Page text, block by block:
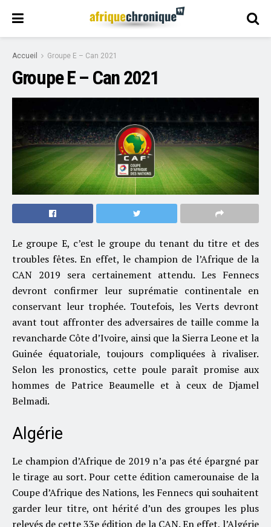
Accueil Groupe E – Can 2021
Groupe E – Can 2021
Le groupe E, c’est le groupe du tenant du titre et des
troubles fêtes. En effet, le champion de l’Afrique de la
CAN 2019 sera certainement attendu. Les Fennecs
devront confirmer leur suprématie continentale en
conservant leur trophée. Toutefois, les Verts devront
avant tout affronter des adversaires de taille comme la
revancharde Côte d’Ivoire, ainsi que la Sierra Leone et la
Guinée équatoriale, toujours compliquées à rivaliser.
Selon les pronostics, cette poule paraît promise aux
hommes de Patrice Beaumelle et à ceux de Djamel
Belmadi.
Algérie
Le champion d’Afrique de 2019 n’a pas été épargné par
le tirage au sort. Pour cette édition camerounaise de la
Coupe d’Afrique des Nations, les Fennecs qui souhaitent
garder leur titre, ont hérité d’un des groupes les plus
relevés de cette 33e édition de la CAN. En effet, l’Algérie